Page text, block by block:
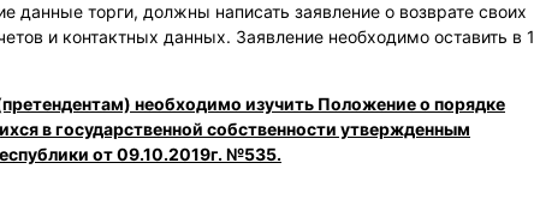
торги, должны написать заявление о возврате своих
и контактных данных. Заявление необходимо оставить в
необходимо изучить Положение о порядке
в государственной собственности утвержденным
от 09.10.2019г. №535.